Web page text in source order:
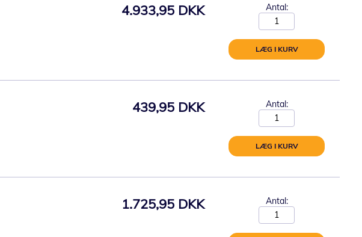
4.933,95 DKK Antal:
LÆG I KURV
439,95 DKK Antal:
LÆG I KURV
1.725,95 DKK Antal: